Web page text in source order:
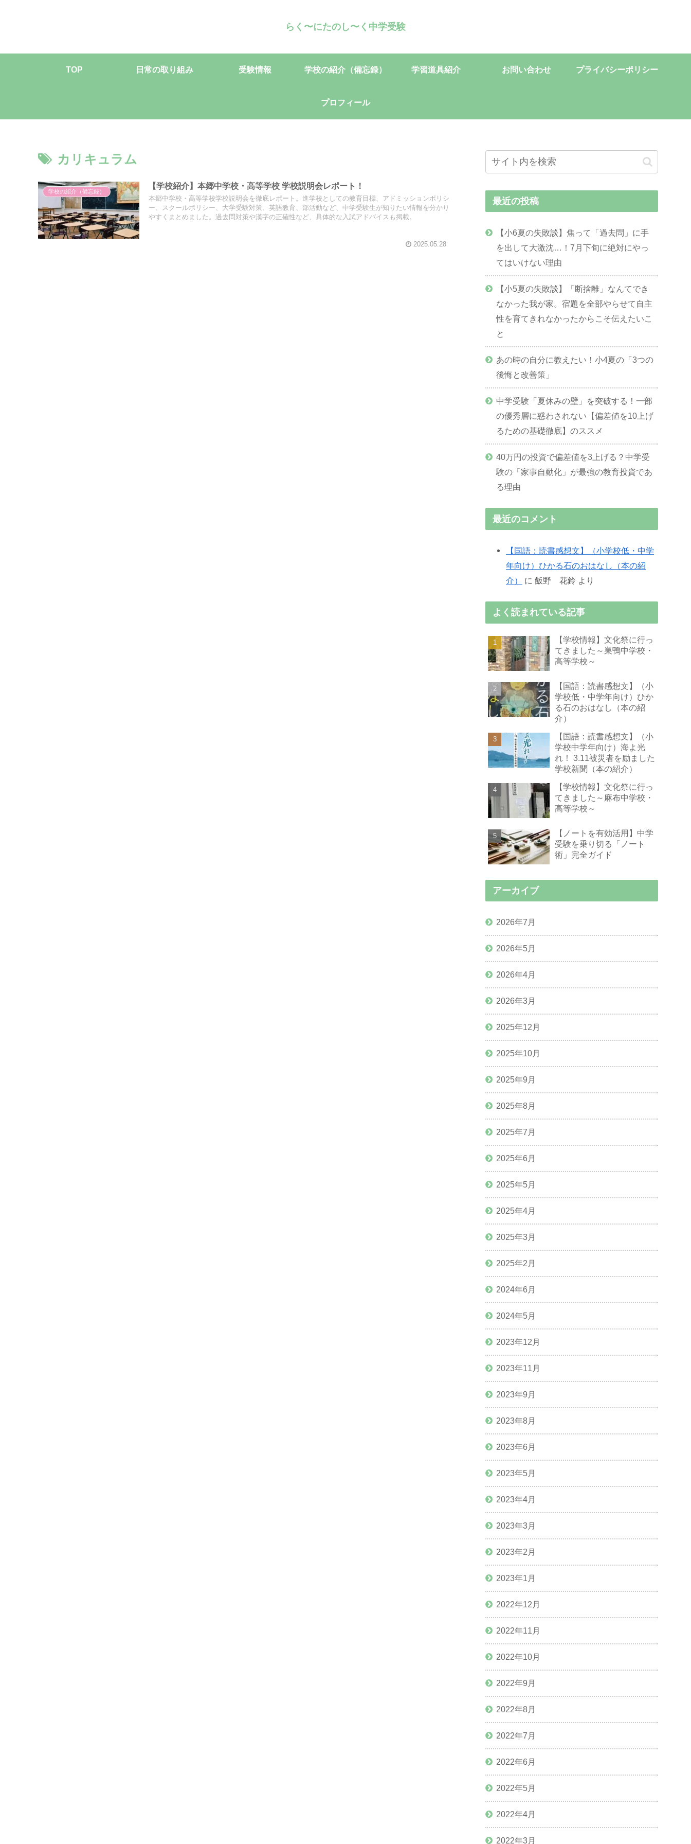
らく〜にたのし〜く中学受験
TOP 日常の取り組み 受験情報 学校の紹介（備忘録） 学習道具紹介 お問い合わせ プライバシーポリシー
プロフィール
カリキュラム
学校の紹介（備忘録）
【学校紹介】本郷中学校・高等学校 学校説明会レポート！
本郷中学校・高等学校学校説明会を徹底レポート。進学校としての教育目標、アドミッションポリシ
ー、スクールポリシー、大学受験対策、英語教育、部活動など、中学受験生が知りたい情報を分かり
やすくまとめました。過去問対策や漢字の正確性など、具体的な入試アドバイスも掲載。
2025.05.28
最近の投稿
【小6夏の失敗談】焦って「過去問」に手
を出して大激沈…！7月下旬に絶対にやっ
てはいけない理由
【小5夏の失敗談】「断捨離」なんてでき
なかった我が家。宿題を全部やらせて自主
性を育てきれなかったからこそ伝えたいこ
と
あの時の自分に教えたい！小4夏の「3つの
後悔と改善策」
中学受験「夏休みの壁」を突破する！一部
の優秀層に惑わされない【偏差値を10上げ
るための基礎徹底】のススメ
40万円の投資で偏差値を3上げる？中学受
験の「家事自動化」が最強の教育投資であ
る理由
最近のコメント
【国語：読書感想文】（小学校低・中学
年向け）ひかる石のおはなし（本の紹
介）
に 飯野 花鈴 より
よく読まれている記事
【学校情報】文化祭に行っ
てきました～巣鴨中学校・
高等学校～
【国語：読書感想文】（小
学校低・中学年向け）ひか
る石のおはなし（本の紹
介）
【国語：読書感想文】（小
学校中学年向け）海よ光
れ！ 3.11被災者を励ました
学校新聞（本の紹介）
【学校情報】文化祭に行っ
てきました～麻布中学校・
高等学校～
【ノートを有効活用】中学
受験を乗り切る「ノート
術」完全ガイド
アーカイブ
2026年7月
2026年5月
2026年4月
2026年3月
2025年12月
2025年10月
2025年9月
2025年8月
2025年7月
2025年6月
2025年5月
2025年4月
2025年3月
2025年2月
2024年6月
2024年5月
2023年12月
2023年11月
2023年9月
2023年8月
2023年6月
2023年5月
2023年4月
2023年3月
2023年2月
2023年1月
2022年12月
2022年11月
2022年10月
2022年9月
2022年8月
2022年7月
2022年6月
2022年5月
2022年4月
2022年3月